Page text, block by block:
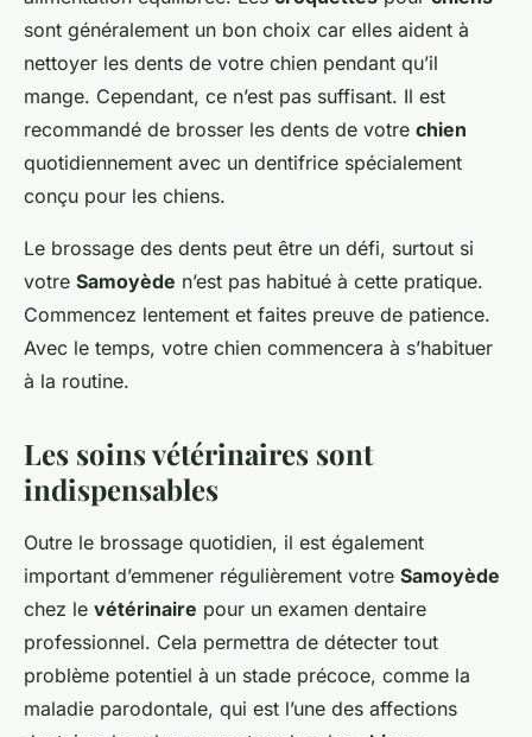
sont généralement un bon choix car elles aident à
nettoyer les dents de votre chien pendant qu’il
mange. Cependant, ce n’est pas suffisant. Il est
recommandé de brosser les dents de votre chien
quotidiennement avec un dentifrice spécialement
conçu pour les chiens.
Le brossage des dents peut être un défi, surtout si
votre Samoyède n’est pas habitué à cette pratique.
Commencez lentement et faites preuve de patience.
Avec le temps, votre chien commencera à s’habituer
à la routine.
Les soins vétérinaires sont
indispensables
Outre le brossage quotidien, il est également
important d’emmener régulièrement votre Samoyède
chez le vétérinaire pour un examen dentaire
professionnel. Cela permettra de détecter tout
problème potentiel à un stade précoce, comme la
maladie parodontale, qui est l’une des affections